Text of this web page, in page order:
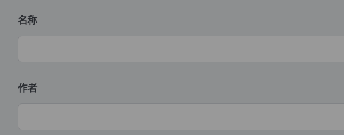
名称
作者